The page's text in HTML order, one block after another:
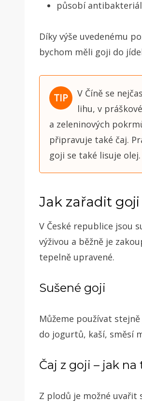
působí
Díky výše uvedenému
bychom měli goji do
V Číně se
lihu, v
a zeleninových
připravuje také čaj.
goji se také lisuje olej.
Jak zařadit
V České republice jsou
výživou a běžně je
tepelně upravené.
Sušené goji
Můžeme používat
do jogurtů, kaší, směsí
Čaj z goji – jak na
Z plodů je možné uvařit